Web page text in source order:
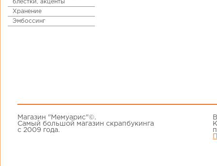
блёстки, акценты
Хранение
Эмбоссинг
Магазин "Мемуарис"©.
Самый большой магазин скрапбукинга
с 2009 года.